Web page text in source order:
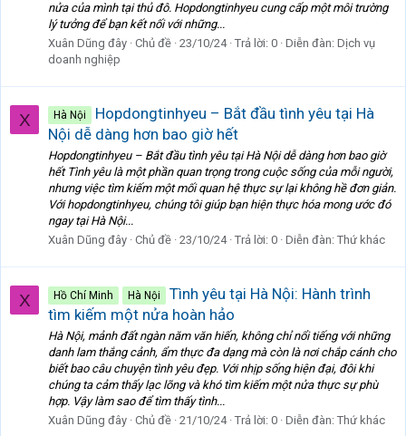
nửa của mình tại thủ đô. Hopdongtinhyeu cung cấp một môi trường
lý tưởng để bạn kết nối với những...
Xuân Dũng đây Chủ đề 23/10/24 Trả lời: 0 Diễn đàn: Dịch vụ
doanh nghiệp
X Hà Nội
Hopdongtinhyeu – Bắt đầu tình yêu tại Hà
Nội dễ dàng hơn bao giờ hết
Hopdongtinhyeu – Bắt đầu tình yêu tại Hà Nội dễ dàng hơn bao giờ
hết Tình yêu là một phần quan trọng trong cuộc sống của mỗi người,
nhưng việc tìm kiếm một mối quan hệ thực sự lại không hề đơn giản.
Với hopdongtinhyeu, chúng tôi giúp bạn hiện thực hóa mong ước đó
ngay tại Hà Nội...
Xuân Dũng đây Chủ đề 23/10/24 Trả lời: 0 Diễn đàn: Thứ khác
X Hồ Chí Minh Hà Nội
Tình yêu tại Hà Nội: Hành trình
tìm kiếm một nửa hoàn hảo
Hà Nội, mảnh đất ngàn năm văn hiến, không chỉ nổi tiếng với những
danh lam thắng cảnh, ẩm thực đa dạng mà còn là nơi chắp cánh cho
biết bao câu chuyện tình yêu đẹp. Với nhịp sống hiện đại, đôi khi
chúng ta cảm thấy lạc lõng và khó tìm kiếm một nửa thực sự phù
hợp. Vậy làm sao để tìm thấy tình...
Xuân Dũng đây Chủ đề 21/10/24 Trả lời: 0 Diễn đàn: Thứ khác